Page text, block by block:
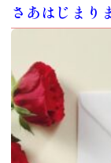
さあはじまり